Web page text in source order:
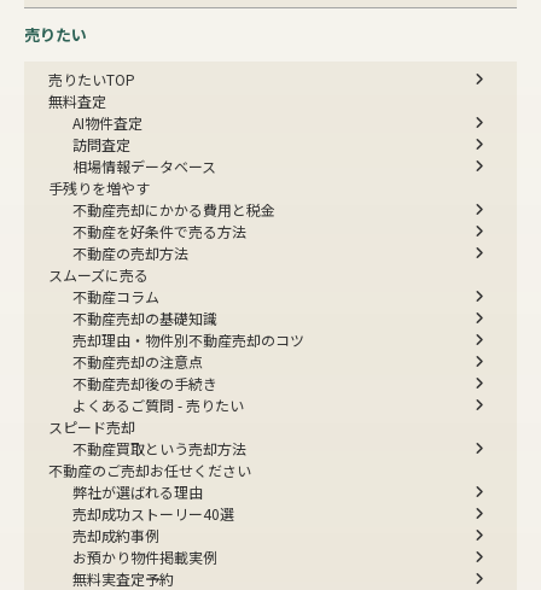
売りたい
売りたいTOP
無料査定
AI物件査定
訪問査定
相場情報データベース
手残りを増やす
不動産売却にかかる費用と税金
不動産を好条件で売る方法
不動産の売却方法
スムーズに売る
不動産コラム
不動産売却の基礎知識
売却理由・物件別不動産売却のコツ
不動産売却の注意点
不動産売却後の手続き
よくあるご質問 - 売りたい
スピード売却
不動産買取という売却方法
不動産のご売却お任せください
弊社が選ばれる理由
売却成功ストーリー40選
売却成約事例
お預かり物件掲載実例
無料実査定予約